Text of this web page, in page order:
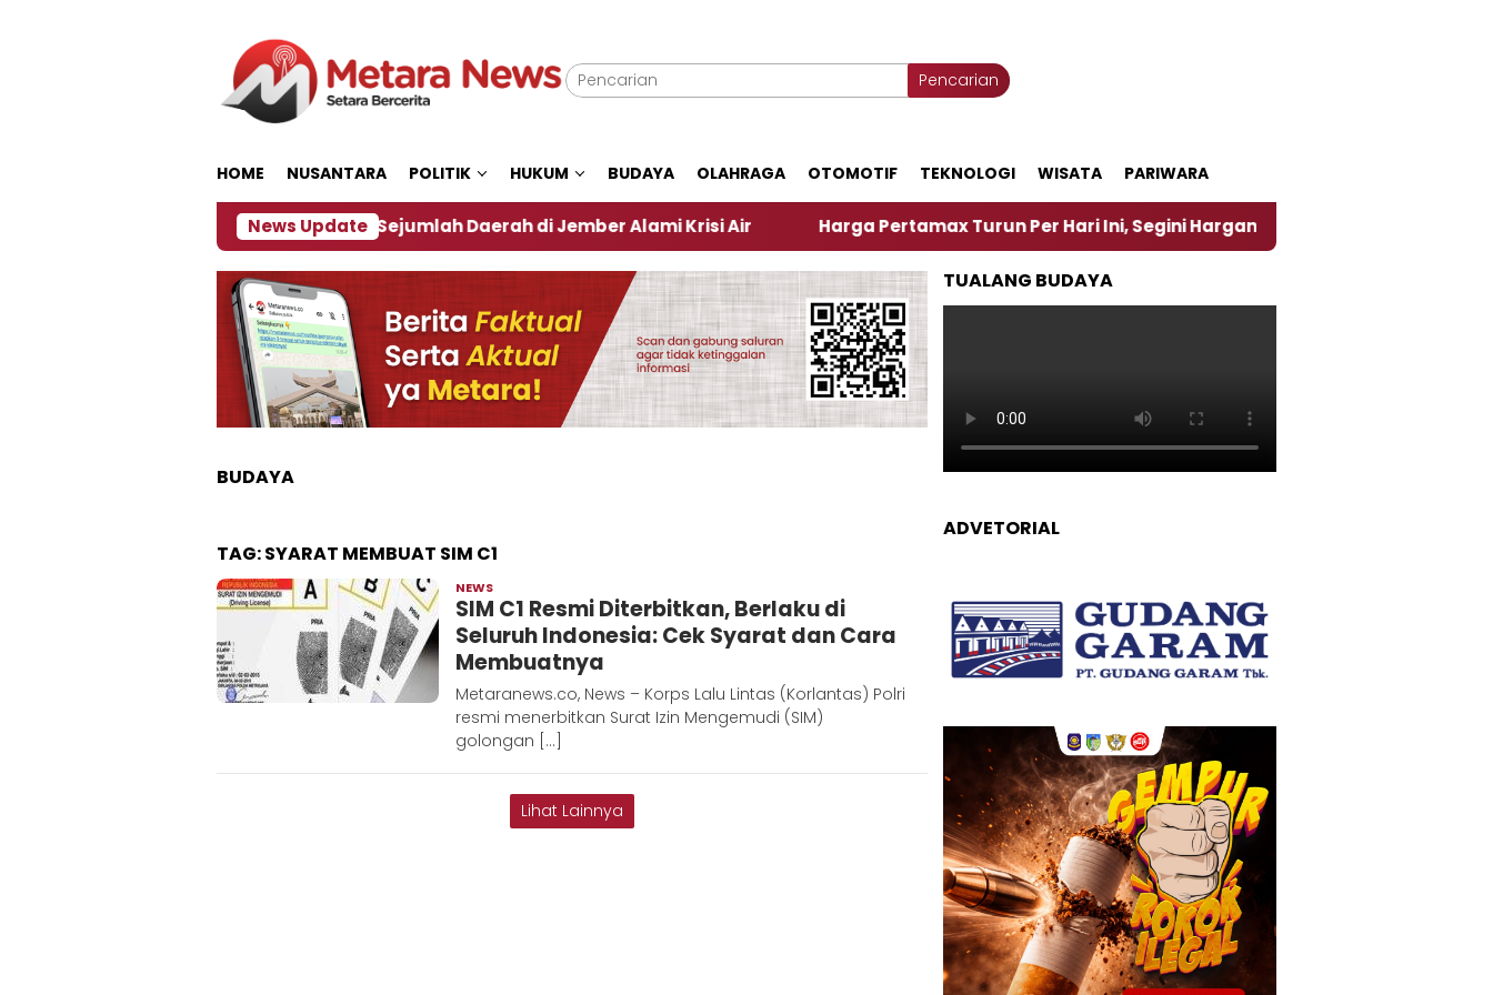
Pencarian
HOME NUSANTARA POLITIK HUKUM BUDAYA OLAHRAGA OTOMOTIF TEKNOLOGI WISATA PARIWARA
News Update
Dampak El Nino, Sejumlah Daerah di Jember Alami Krisi Air Harga Pertamax Turun Per Hari Ini, Segini Harganya ‎Nasirun Maestro Lukis
BUDAYA
TAG:SYARAT MEMBUAT SIM C1
NEWS
D
SIM C1 Resmi Diterbitkan, Berlaku di
Seluruh Indonesia: Cek Syarat dan Cara
Membuatnya
Metaranews.co, News – Korps Lalu Lintas (Korlantas) Polri
resmi menerbitkan Surat Izin Mengemudi (SIM)
golongan […]
Lihat Lainnya
TUALANG BUDAYA
ADVETORIAL